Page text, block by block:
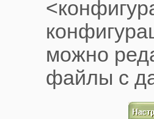
можно
файлы с